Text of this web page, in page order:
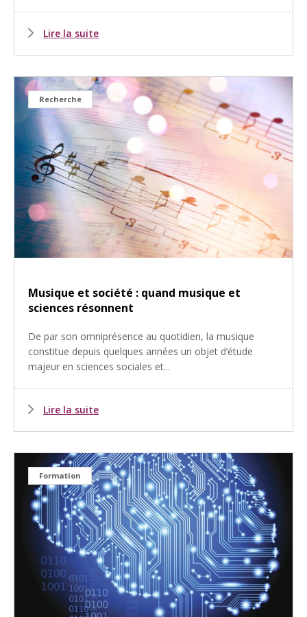
Lire la suite
Recherche
Musique et société : quand musique et
sciences résonnent
De par son omniprésence au quotidien, la musique
constitue depuis quelques années un objet d’étude
majeur en sciences sociales et...
Lire la suite
Formation